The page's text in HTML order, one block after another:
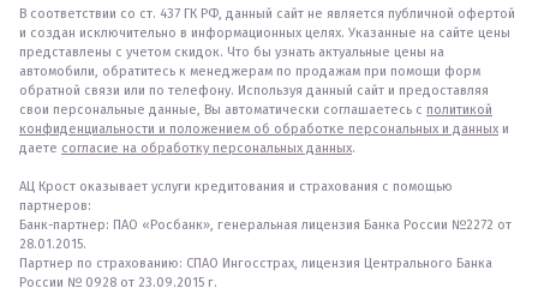
В соответствии со ст. 437 ГК РФ, данный сайт не является публичной офертой
и создан исключительно в информационных целях. Указанные на сайте цены
представлены с учетом скидок. Что бы узнать актуальные цены на
автомобили, обратитесь к менеджерам по продажам при помощи форм
обратной связи или по телефону. Используя данный сайт и предоставляя
свои персональные данные, Вы автоматически соглашаетесь с политикой
конфиденциальности и положением об обработке персональных и данных и
даете согласие на обработку персональных данных.
АЦ Крост оказывает услуги кредитования и страхования с помощью
партнеров:
Банк-партнер: ПАО «Росбанк», генеральная лицензия Банка России №2272 от
28.01.2015.
Партнер по страхованию: СПАО Ингосстрах, лицензия Центрального Банка
России № 0928 от 23.09.2015 г.